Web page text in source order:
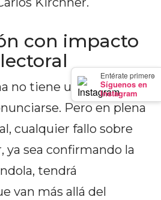
×
Entérate primero
Síguenos en
Instagram
con impacto
no tiene un plazo
Pero en plena
cualquier fallo sobre
ya sea confirmando la
tendrá
van más allá del